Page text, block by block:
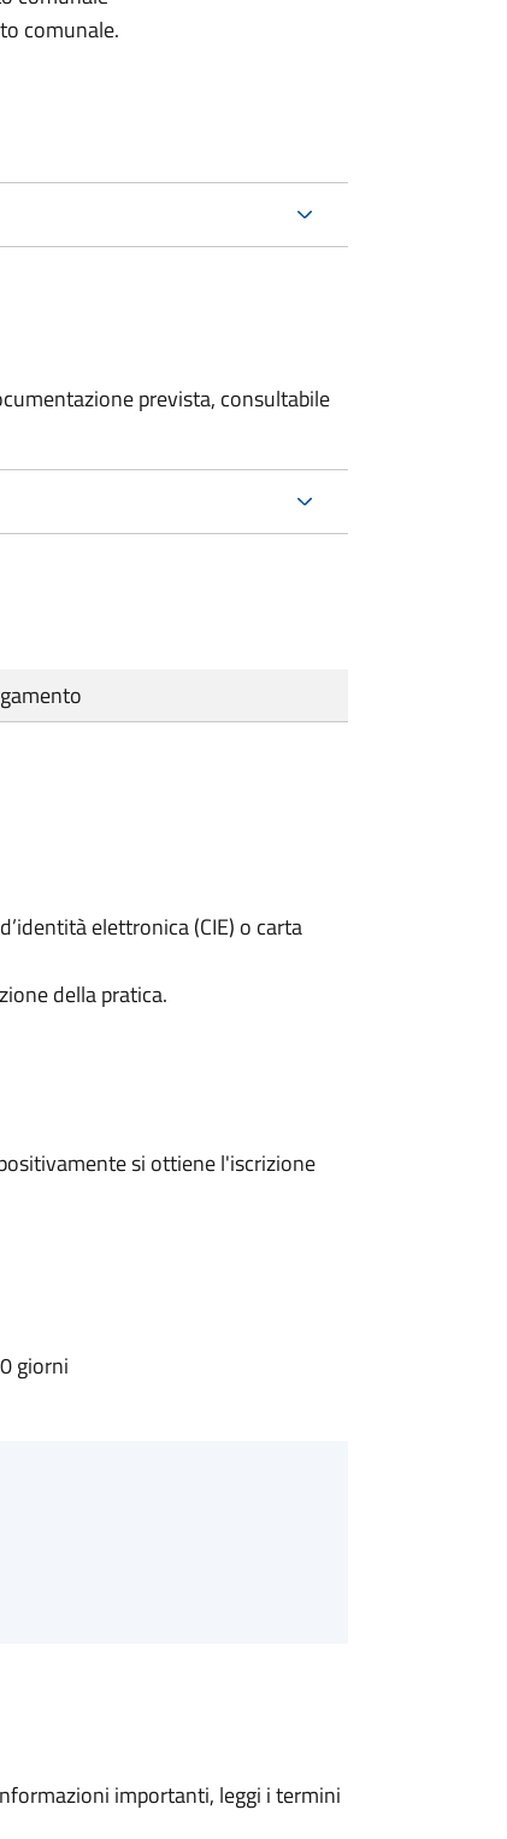
comunale.
prevista, consultabile
elettronica (CIE) o carta
della pratica.
si ottiene l'iscrizione
giorni
importanti, leggi i termini